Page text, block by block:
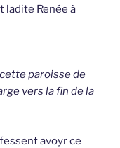
ladite Renée à
paroisse de
vers la fin de la
avoyr ce